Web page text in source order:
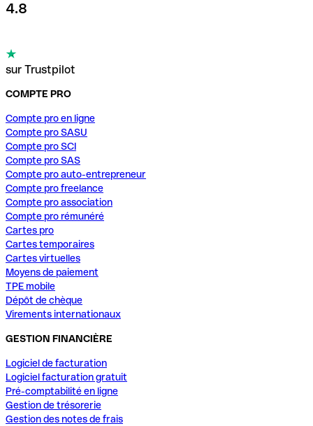
4.8
sur Trustpilot
COMPTE PRO
Compte pro en ligne
Compte pro SASU
Compte pro SCI
Compte pro SAS
Compte pro auto-entrepreneur
Compte pro freelance
Compte pro association
Compte pro rémunéré
Cartes pro
Cartes temporaires
Cartes virtuelles
Moyens de paiement
TPE mobile
Dépôt de chèque
Virements internationaux
GESTION FINANCIÈRE
Logiciel de facturation
Logiciel facturation gratuit
Pré-comptabilité en ligne
Gestion de trésorerie
Gestion des notes de frais